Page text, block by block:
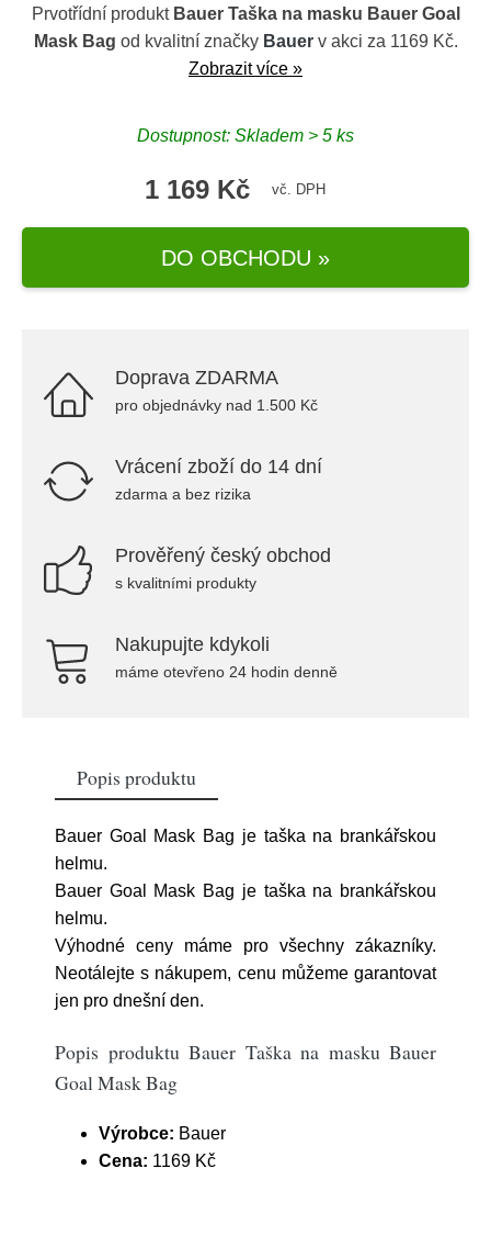
Prvotřídní produkt Bauer Taška na masku Bauer Goal
Mask Bag od kvalitní značky Bauerv akci za 1169 Kč.
Zobrazit více »
Dostupnost: Skladem > 5 ks
1 169 Kč vč. DPH
DO OBCHODU »
Doprava ZDARMA
pro objednávky nad 1.500 Kč
Vrácení zboží do 14 dní
zdarma a bez rizika
Prověřený český obchod
s kvalitními produkty
Nakupujte kdykoli
máme otevřeno 24 hodin denně
Popis produktu
Bauer Goal Mask Bag je taška na brankářskou
helmu.
Bauer Goal Mask Bag je taška na brankářskou
helmu.
Výhodné ceny máme pro všechny zákazníky.
Neotálejte s nákupem, cenu můžeme garantovat
jen pro dnešní den.
Popis produktu Bauer Taška na masku Bauer
Goal Mask Bag
Výrobce: Bauer
Cena: 1169 Kč